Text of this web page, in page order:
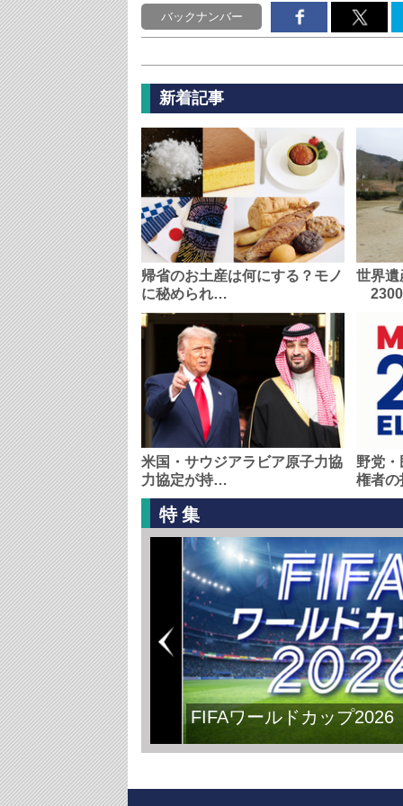
バックナンバー
新着記事
帰省のお土産は何にする？モノ
に秘められ…
世界遺
米国・サウジアラビア原子力協
力協定が持…
野党
権者
特集
FIFAワールドカップ2026